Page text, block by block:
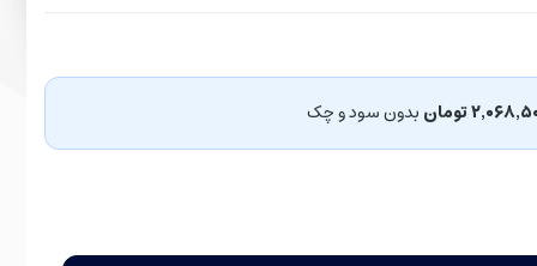
تومان بدون سود و چک